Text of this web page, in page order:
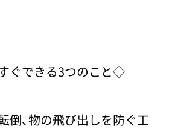
ぐできる3つのこと◇
倒、物の飛び出しを防ぐ工